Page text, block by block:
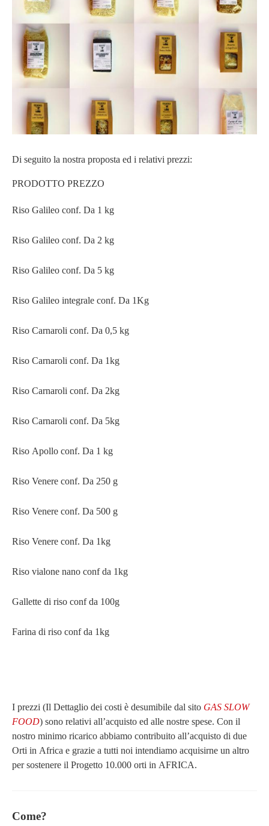
Di seguito la nostra proposta ed i relativi prezzi:
PRODOTTO PREZZO
Riso Galileo conf. Da 1 kg
Riso Galileo conf. Da 2 kg
Riso Galileo conf. Da 5 kg
Riso Galileo integrale conf. Da 1Kg
Riso Carnaroli conf. Da 0,5 kg
Riso Carnaroli conf. Da 1kg
Riso Carnaroli conf. Da 2kg
Riso Carnaroli conf. Da 5kg
Riso Apollo conf. Da 1 kg
Riso Venere conf. Da 250 g
Riso Venere conf. Da 500 g
Riso Venere conf. Da 1kg
Riso vialone nano conf da 1kg
Gallette di riso conf da 100g
Farina di riso conf da 1kg
I prezzi (Il Dettaglio dei costi è desumibile dal sito GAS SLOW
FOOD) sono relativi all’acquisto ed alle nostre spese. Con il
nostro minimo ricarico abbiamo contribuito all’acquisto di due
Orti in Africa e grazie a tutti noi intendiamo acquisirne un altro
per sostenere il Progetto 10.000 orti in AFRICA.
Come?